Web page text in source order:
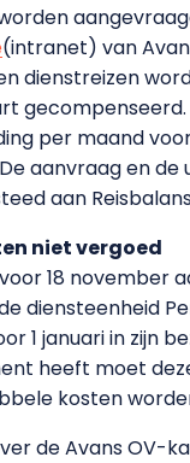
(intranet) van
dienstreizen
gecompenseerd.
per maand
aanvraag en de
aan
niet vergoed
18 november
diensteenheid
1 januari in zijn
heeft moet
kosten
de Avans OV-